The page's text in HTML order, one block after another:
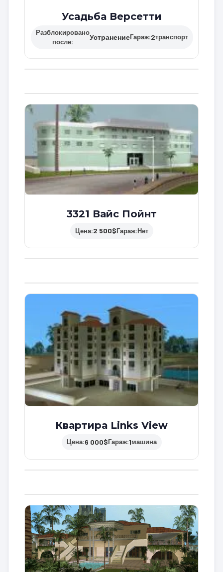
Усадьба Версетти
Разблокировано
после:
УстранениеГараж:2транспорт
3321 Вайс Пойнт
Цена:2 500$Гараж:Нет
Квартира Links View
Цена:6 000$Гараж:1машина